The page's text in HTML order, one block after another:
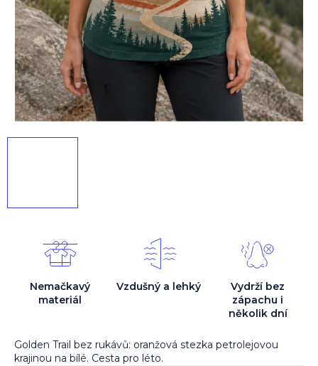
Golden Trail bez rukávů: oranžová stezka petrolejovou
krajinou na bílé. Cesta pro léto.
Nemačkavý
materiál
Vzdušný a lehký
Vydrží bez
zápachu i
několik dní